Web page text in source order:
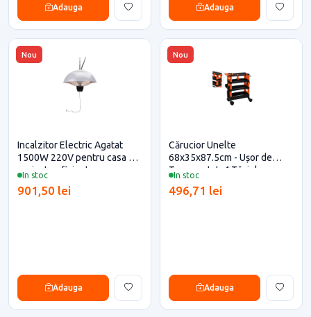
Adauga Adauga
Nou
In stoc
Incalzitor Electric Agatat
1500W 220V pentru casa si
proiecte eficiente
901,50 lei
Adauga
Nou
In stoc
Cărucior Unelte
68x35x87.5cm - Ușor de
Transportat, 4 Tăvi de
proiecte eficiente
496,71 lei
Adauga